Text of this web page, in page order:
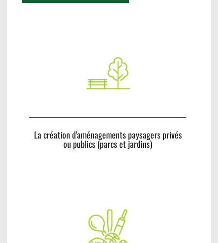
La création d'aménagements paysagers privés
ou publics (parcs et jardins)